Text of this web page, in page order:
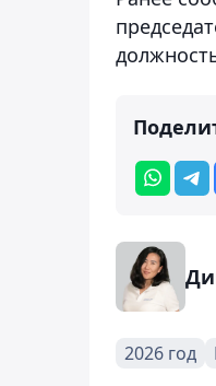
2026 год